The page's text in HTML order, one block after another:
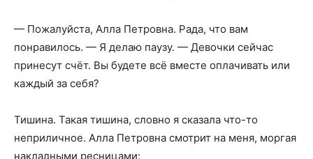
— Пожалуйста, Алла Петровна. Рада, что вам
понравилось. — Я делаю паузу. — Девочки сейчас
принесут счёт. Вы будете всё вместе оплачивать или
каждый за себя?
Тишина. Такая тишина, словно я сказала что-то
неприличное. Алла Петровна смотрит на меня, моргая
накладными ресницами: